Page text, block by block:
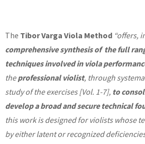
The Tibor Varga Viola Method “offers,
comprehensive synthesis of the full
techniques involved in viola
theprofessional violist, through
study of the exercises [Vol. 1-7], to
develop a broad and secure technical
this work is designed for violists whose
by either latent or recognized